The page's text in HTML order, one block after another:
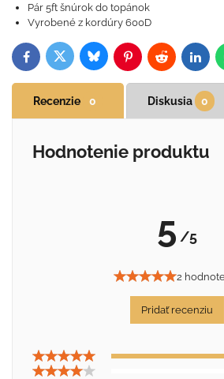
Pár 5ft šnúrok do topánok
Vyrobené z kordúry 600D
FacebookTwitterBlueskyPinterestReddit
Recenzie 0 Diskusia 0
Hodnotenie produktu
5 /5
2
Pridať recenziu